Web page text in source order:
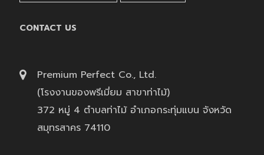
CONTACT US
Premium Perfect Co., Ltd.
(โรงงานของพรีเมี่ยม สาขาท่าไม้)
372 หมู่ 4 ตำบลท่าไม้ อำเภอกระทุ่มแบน จังหวัด
สมุทรสาคร 74110